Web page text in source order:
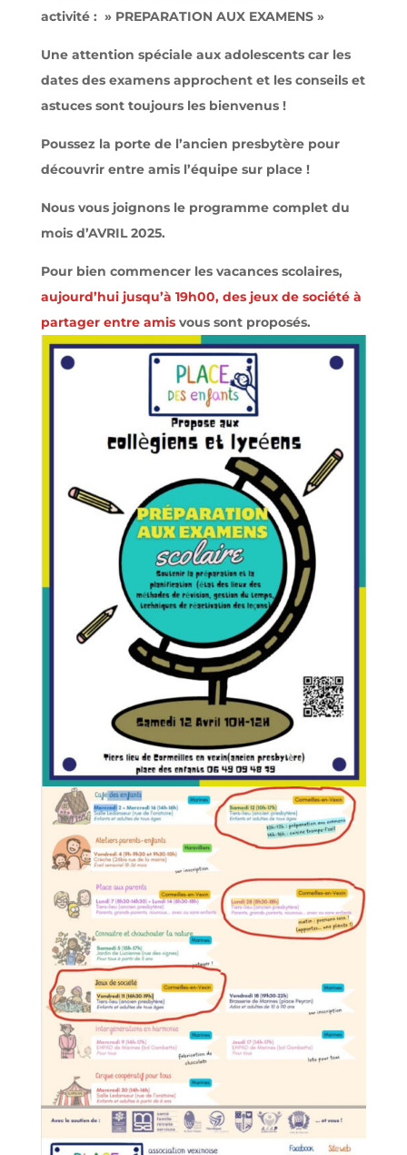
activité : » PREPARATION AUX EXAMENS »
Une attention spéciale aux adolescents car les
dates des examens approchent et les conseils et
astuces sont toujours les bienvenus !
Poussez la porte de l’ancien presbytère pour
découvrir entre amis l’équipe sur place !
Nous vous joignons le programme complet du
mois d’AVRIL 2025.
Pour bien commencer les vacances scolaires,
aujourd’hui jusqu’à 19h00, des jeux de société à
partager entre amis vous sont proposés.